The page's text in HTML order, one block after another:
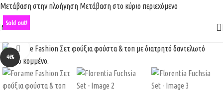
Μετάβαση στην πλοήγηση Μετάβαση στο κύριο περιεχόμενο
Μενού
-46%
Κάντε κλικ για μεγέθυνση
Sold out!